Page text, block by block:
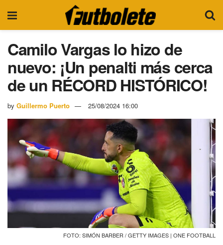
Camilo Vargas lo hizo de
nuevo: ¡Un penalti más cerca
de un RÉCORD HISTÓRICO!
by Guillermo Puerto 25/08/2024 16:00
FOTO: SIMÓN BARBER / GETTY IMAGES | ONE FOOTBALL